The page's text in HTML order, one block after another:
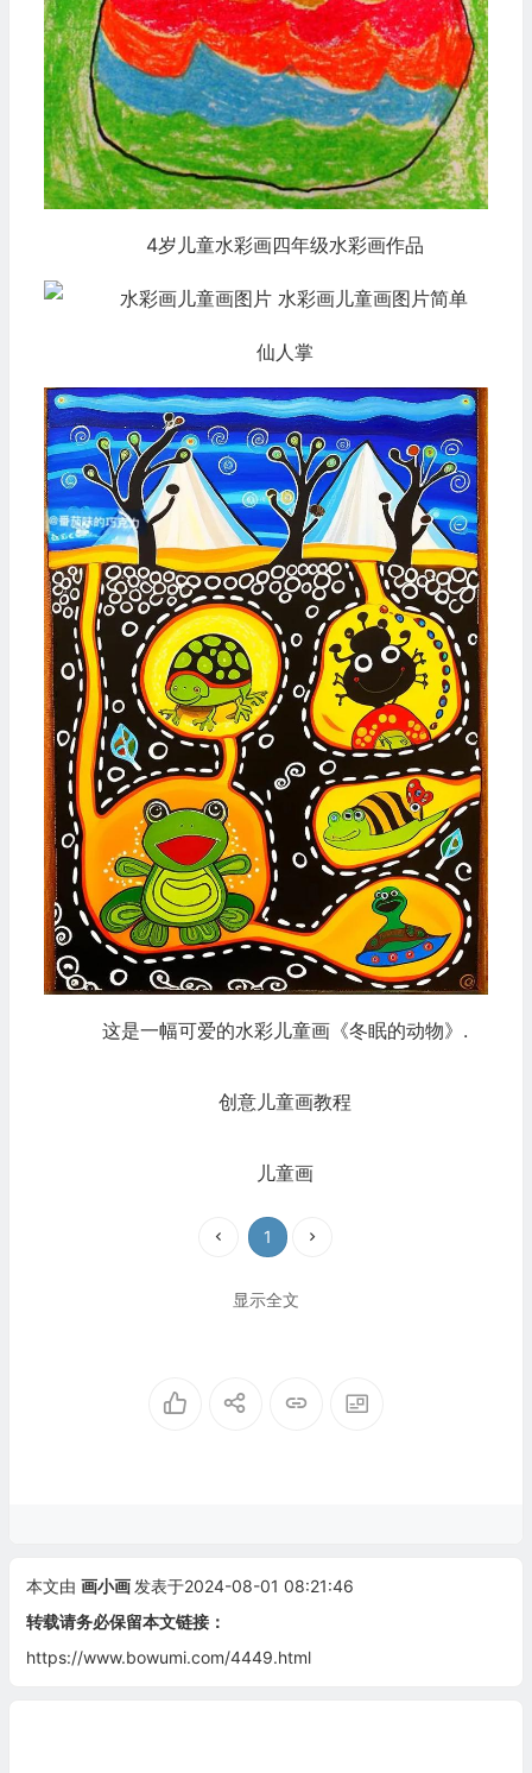
4岁儿童水彩画四年级水彩画作品
仙人掌
这是一幅可爱的水彩儿童画《冬眠的动物》.
创意儿童画教程
儿童画
1
显示全文
本文由 画小画 发表于2024-08-01 08:21:46
转载请务必保留本文链接：
https://www.bowumi.com/4449.html